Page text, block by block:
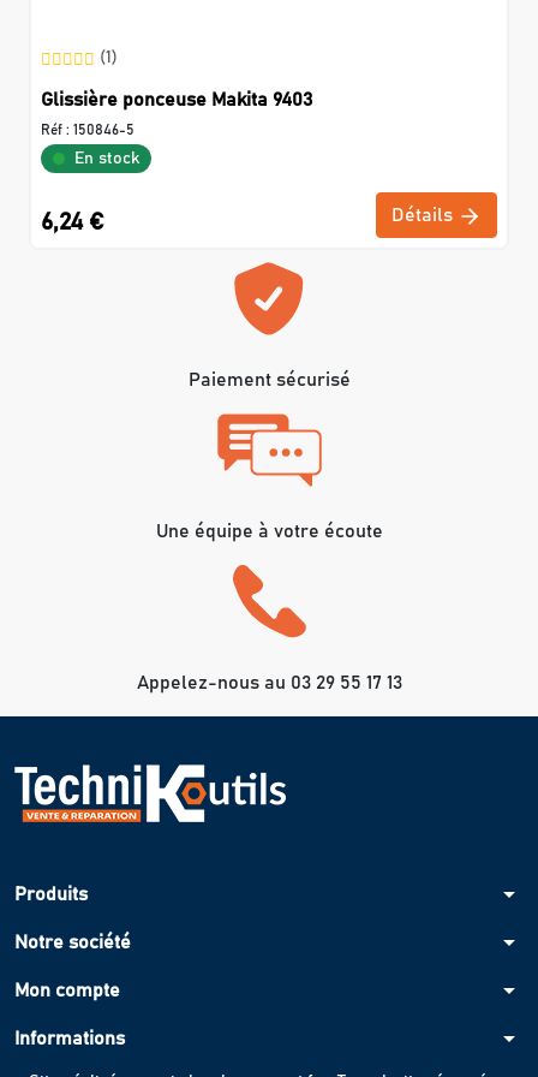
(1)
Glissière ponceuse Makita 9403
Réf : 150846-5
En stock
6,24 € Détails
Paiement sécurisé
Une équipe à votre écoute
Appelez-nous au 03 29 55 17 13
Produits arrow_drop_down
Notre société arrow_drop_down
Mon compte arrow_drop_down
Informations arrow_drop_down